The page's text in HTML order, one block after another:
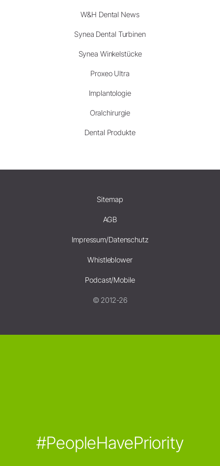
W&H Dental News
Synea Dental Turbinen
Synea Winkelstücke
Proxeo Ultra
Implantologie
Oralchirurgie
Dental Produkte
Sitemap
AGB
Impressum/Datenschutz
Whistleblower
Podcast/Mobile
© 2012-26
#PeopleHavePriority